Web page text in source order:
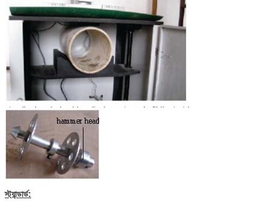
স্ট্যান্ডার্ড: